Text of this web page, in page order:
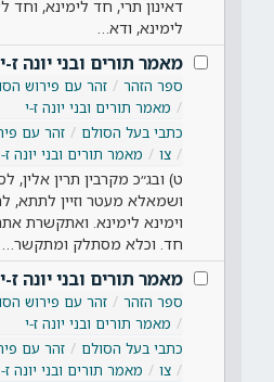
דאינון תרי, חד לימינא,
לימינא, ודא…
מאמר תורים ובני יונה ז-י
ספר הזהר זהר עם פירוש
מאמר תורים ובני יונה ז-י
כתבי בעל הסולם
זהר עם
צו
מאמר תורים ובני יונה ז-
ט) ובג״כ מקרבין תרין
ושמאלא מעטר וזיין לתתא,
וימינא לימינא. ואתקשרת
חד. וכלא מסתלק ומתקשר…
מאמר תורים ובני יונה ז-י
ספר הזהר זהר עם פירוש
מאמר תורים ובני יונה ז-י
כתבי בעל הסולם
זהר עם
צו
מאמר תורים ובני יונה ז-